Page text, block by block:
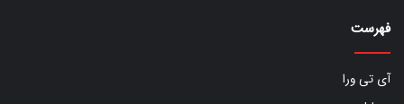
فهرست
آی تی ورا